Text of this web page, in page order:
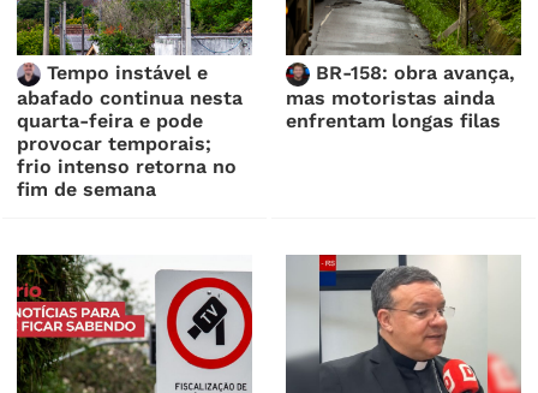
Tempo instável e
abafado continua nesta
quarta-feira e pode
provocar temporais;
frio intenso retorna no
fim de semana
BR-158: obra avança,
mas motoristas ainda
enfrentam longas filas